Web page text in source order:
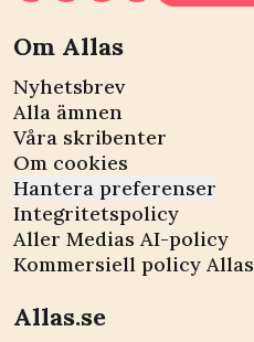
Om Allas
Nyhetsbrev
Alla ämnen
Våra skribenter
Om cookies
Hantera preferenser
Integritetspolicy
Aller Medias AI-policy
Kommersiell policy Allas
Allas.se